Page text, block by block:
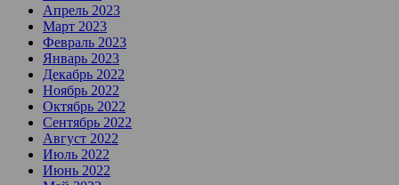
Апрель 2023
Март 2023
Февраль 2023
Январь 2023
Декабрь 2022
Ноябрь 2022
Октябрь 2022
Сентябрь 2022
Август 2022
Июль 2022
Июнь 2022